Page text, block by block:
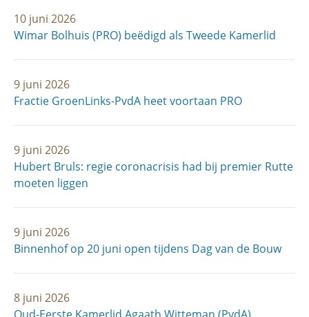
10 juni 2026
Wimar Bolhuis (PRO) beëdigd als Tweede Kamerlid
9 juni 2026
Fractie GroenLinks-PvdA heet voortaan PRO
9 juni 2026
Hubert Bruls: regie coronacrisis had bij premier Rutte
moeten liggen
9 juni 2026
Binnenhof op 20 juni open tijdens Dag van de Bouw
8 juni 2026